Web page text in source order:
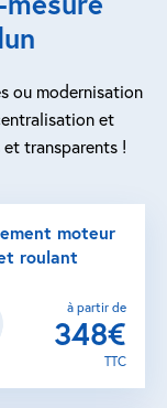
ou modernisation
et
transparents !
moteur
roulant
à partir de
348€
TTC